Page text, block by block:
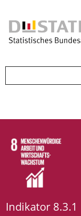
Indikator 8.3.1